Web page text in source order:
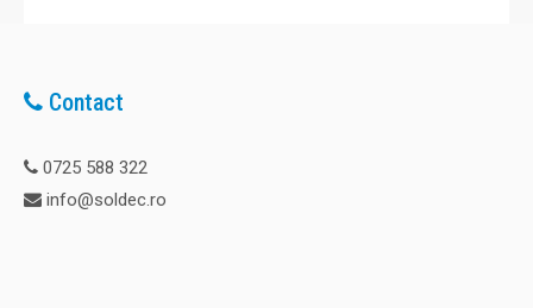
Contact
0725 588 322
info@soldec.ro